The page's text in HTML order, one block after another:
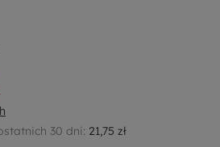
30 dni: 21,75 zł